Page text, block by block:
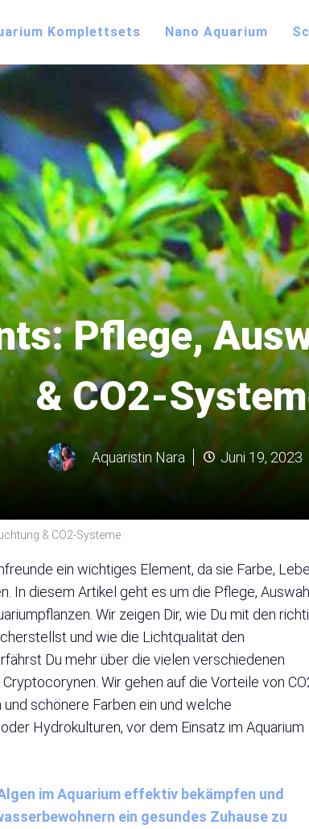
Komplettsets Nano Aquarium
Pflege,
& CO2-
Aquaristin Nara Juni 19, 2023
& CO2-Systeme
ein wichtiges Element, da sie Farbe,
In diesem Artikel geht es um die Pflege,
Wir zeigen Dir, wie Du mit den
und wie die Lichtqualität den
Du mehr über die vielen verschiedenen
Wir gehen auf die Vorteile von
schönere Farben ein und welche
Hydrokulturen, vor dem Einsatz im Aquarium
im Aquarium effektiv bekämpfen und
ein gesundes Zuhause zu